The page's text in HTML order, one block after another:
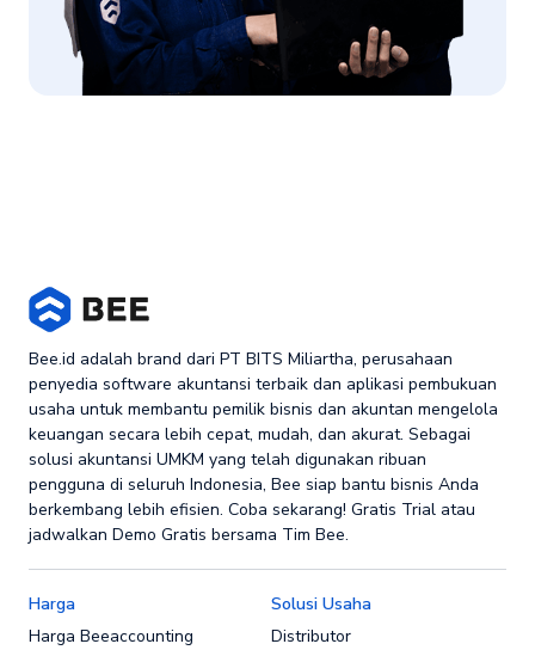
Bee.id adalah brand dari PT BITS Miliartha, perusahaan
penyedia software akuntansi terbaik dan aplikasi pembukuan
usaha untuk membantu pemilik bisnis dan akuntan mengelola
keuangan secara lebih cepat, mudah, dan akurat. Sebagai
solusi akuntansi UMKM yang telah digunakan ribuan
pengguna di seluruh Indonesia, Bee siap bantu bisnis Anda
berkembang lebih efisien. Coba sekarang! Gratis Trial atau
jadwalkan Demo Gratis bersama Tim Bee.
Harga
Harga Beeaccounting
Solusi Usaha
Distributor